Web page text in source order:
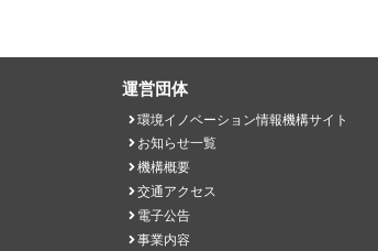
運営団体
環境イノベーション情報機構サイト
お知らせ一覧
機構概要
交通アクセス
電子公告
事業内容